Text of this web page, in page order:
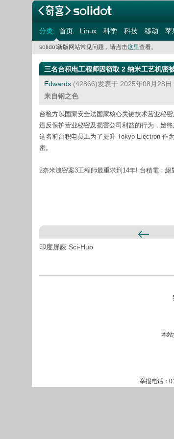
分类: 首页 Linux 科学 科技 移动 苹
solidot新版网站常见问题，请点击这里查看。
三名台积电工程师因窃取 2 纳米工艺机密
Edwards(42866)发表于 2025年08月28日
来自钢之色
台检方以国家安全法国家核心关键技术营业秘
违反保护营业秘密及损害公司利益的行为，始
这名前台积电员工为了提升 Tokyo Electron 作
密。
2奈米洩密案3工程師最重求刑14年! 台積電：絕
印度屏蔽 Sci-Hub
本
举报电话：